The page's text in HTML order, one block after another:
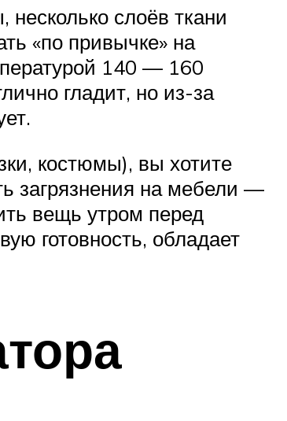
слоёв ткани
«по привычке» на
140 — 160
гладит, но из-за
костюмы), вы хотите
загрязнения на мебели —
вещь утром перед
готовность, обладает